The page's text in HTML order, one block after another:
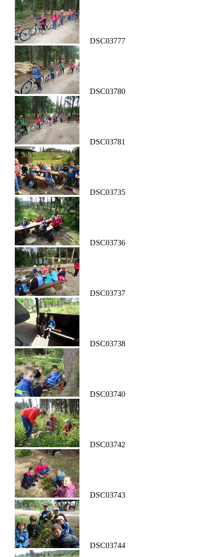
DSC03777
DSC03780
DSC03781
DSC03735
DSC03736
DSC03737
DSC03738
DSC03740
DSC03742
DSC03743
DSC03744